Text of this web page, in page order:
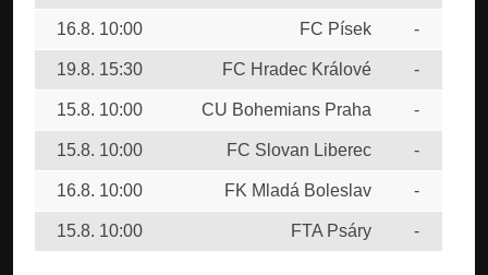
16.8. 10:00 FC Písek -
19.8. 15:30 FC Hradec Králové -
15.8. 10:00 CU Bohemians Praha -
15.8. 10:00 FC Slovan Liberec -
16.8. 10:00 FK Mladá Boleslav -
15.8. 10:00 FTA Psáry -